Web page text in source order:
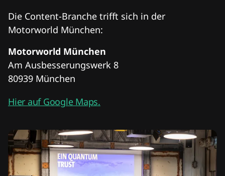
Die Content-Branche trifft sich in der
Motorworld München:
Motorworld München
Am Ausbesserungswerk 8
80939 München
Hier auf Google Maps.